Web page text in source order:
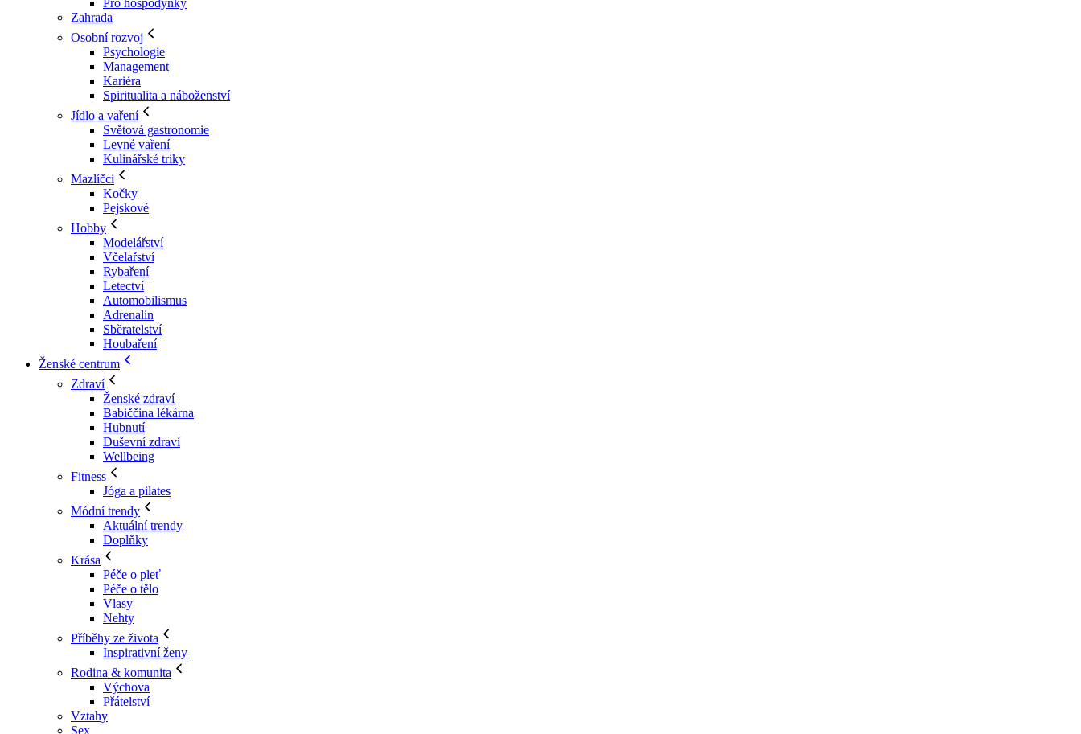
Pro hospodyňky
Zahrada
Osobní rozvoj
Psychologie
Management
Kariéra
Spiritualita a náboženství
Jídlo a vaření
Světová gastronomie
Levné vaření
Kulinářské triky
Mazlíčci
Kočky
Pejskové
Hobby
Modelářství
Včelařství
Rybaření
Letectví
Automobilismus
Adrenalin
Sběratelství
Houbaření
Ženské centrum
Zdraví
Ženské zdraví
Babiččina lékárna
Hubnutí
Duševní zdraví
Wellbeing
Fitness
Jóga a pilates
Módní trendy
Aktuální trendy
Doplňky
Krása
Péče o pleť
Péče o tělo
Vlasy
Nehty
Příběhy ze života
Inspirativní ženy
Rodina & komunita
Výchova
Přátelství
Vztahy
Sex